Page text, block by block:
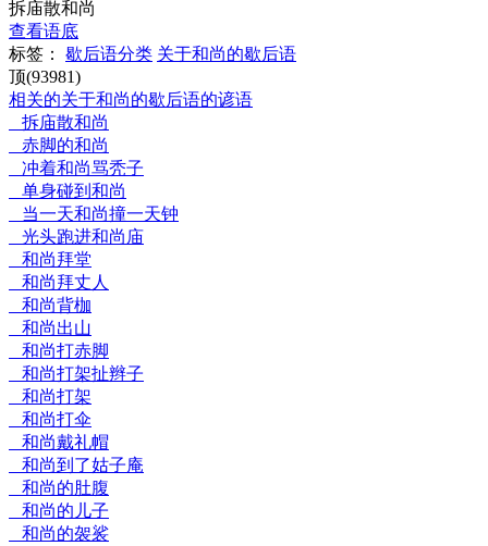
拆庙散和尚
查看语底
标签：
歇后语分类 关于和尚的歇后语
顶(93981)
相关的关于和尚的歇后语的谚语
拆庙散和尚
赤脚的和尚
冲着和尚骂秃子
单身碰到和尚
当一天和尚撞一天钟
光头跑进和尚庙
和尚拜堂
和尚拜丈人
和尚背枷
和尚出山
和尚打赤脚
和尚打架扯辫子
和尚打架
和尚打伞
和尚戴礼帽
和尚到了姑子庵
和尚的肚腹
和尚的儿子
和尚的袈裟